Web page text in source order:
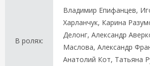
В ролях:
Владимир Епифанцев,
Харланчук, Карина
Делонг, Александр
Маслова, Александр
Анатолий Кот, Татьяна